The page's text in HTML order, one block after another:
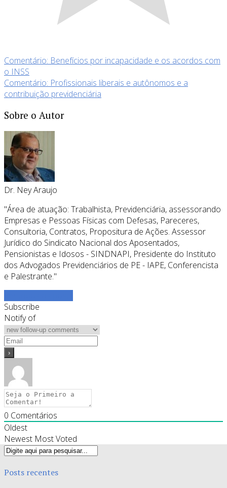
Comentário: Benefícios por incapacidade e os acordos com
o INSS
Comentário: Profissionais liberais e autônomos e a
contribuição previdenciária
Sobre o Autor
Dr. Ney Araujo
"Área de atuação: Trabalhista, Previdenciária, assessorando
Empresas e Pessoas Físicas com Defesas, Pareceres,
Consultoria, Contratos, Propositura de Ações. Assessor
Jurídico do Sindicato Nacional dos Aposentados,
Pensionistas e Idosos - SINDNAPI, Presidente do Instituto
dos Advogados Previdenciários de PE - IAPE, Conferencista
e Palestrante."
Subscribe
Notify of
0 Comentários
Oldest
Newest Most Voted
Posts recentes